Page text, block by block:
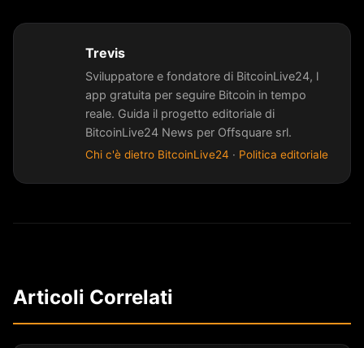
Trevis
Sviluppatore e fondatore di BitcoinLive24, l
app gratuita per seguire Bitcoin in tempo
reale. Guida il progetto editoriale di
BitcoinLive24 News per Offsquare srl.
Chi c'è dietro BitcoinLive24 · Politica editoriale
Articoli Correlati